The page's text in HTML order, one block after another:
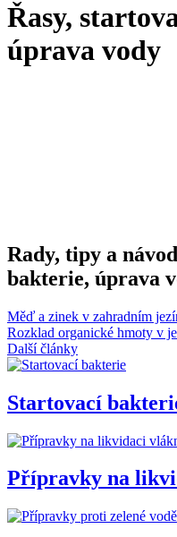
Řasy,
úprava vody
Rady, tipy a
bakterie, úprava
Měď a zinek v zahradním
Rozklad organické hmoty v
Další články
Startovací
Přípravky na